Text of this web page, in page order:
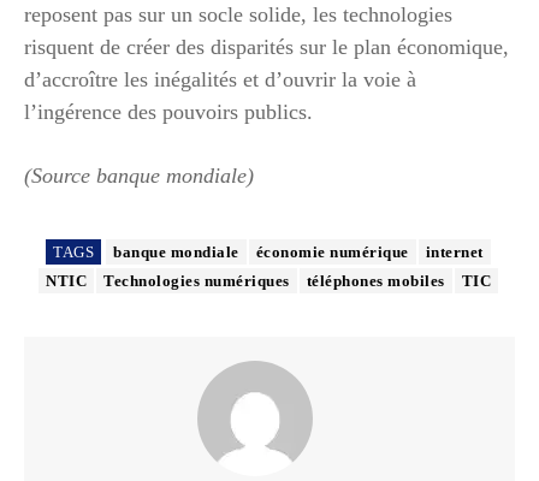
reposent pas sur un socle solide, les technologies
risquent de créer des disparités sur le plan économique,
d’accroître les inégalités et d’ouvrir la voie à
l’ingérence des pouvoirs publics.
(Source banque mondiale)
TAGS banque mondiale économie numérique
internet
NTIC
Technologies numériques téléphones mobiles TIC